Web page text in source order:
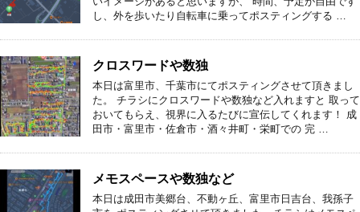
し、外を歩いたり自転車に乗ってポスティングする …
クロスワードや数独
本日は富里市、千葉市にてポスティングさせて頂きまし
た。 チラシにクロスワードや数独など入れますと 取って
おいてもらえ、視界に入るたびに宣伝してくれます！ 成
田市・富里市・佐倉市・酒々井町・栄町での 完 …
メモスペースや数独など
本日は成田市美郷台、不動ヶ丘、富里市日吉台、我孫子